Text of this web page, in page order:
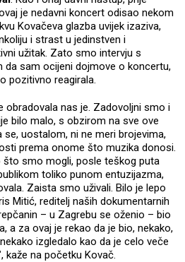
je nedavni koncert odisao nekom
Kovačeva glazba uvijek izaziva,
i strast u jedinstven i
užitak. Zato smo intervju s
sam ocijeni dojmove o koncertu,
pozitivno reagirala.
obradovala nas je. Zadovoljni smo i
bilo malo, s obzirom na sve ove
se, uostalom, ni ne meri brojevima,
prema onome što muzika donosi.
smo mogli, posle teškog puta
toliko punom entuzijazma,
Zaista smo uživali. Bilo je lepo
Mitić, reditelj naših dokumentarnih
– u Zagrebu se oženio – bio
a za ovaj je rekao da je bio, nekako,
izgledalo kao da je celo veče
na početku Kovač.